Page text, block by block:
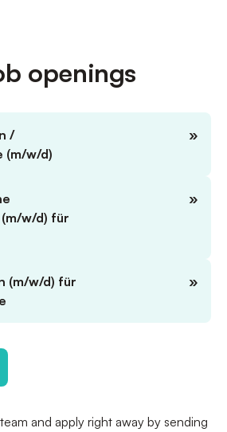
openings
/
(m/w/d)
»
w/d) für
»
(m/w/d) für
»
and apply right away by sending